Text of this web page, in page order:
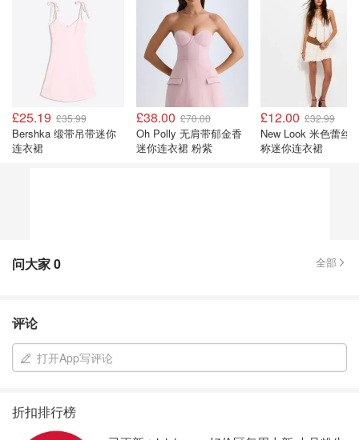
£25.19 £35.99
Bershka 缎带吊带迷你
连衣裙
£38.00 £70.00
Oh Polly 无肩带郁金香
迷你连衣裙 粉紫
£12.00 £32.99
New Look 米色蕾丝
称迷你连衣裙
问大家0 全部
评论
打开App写评论
折扣排行榜